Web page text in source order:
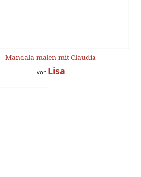
Mandala malen mit Claudia
von Lisa